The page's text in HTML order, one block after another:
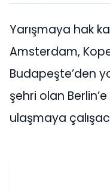
Yarışmaya hak
Amsterdam,
Budapeşte’den
şehri olan
ulaşmaya